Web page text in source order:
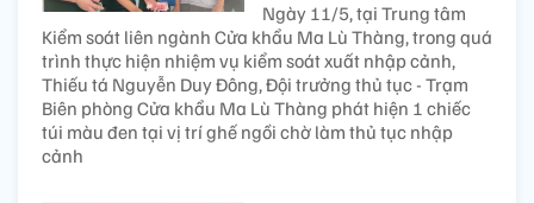
Ngày 11/5, tại Trung tâm
Kiểm soát liên ngành Cửa khẩu Ma Lù Thàng, trong quá
trình thực hiện nhiệm vụ kiểm soát xuất nhập cảnh,
Thiếu tá Nguyễn Duy Đông, Đội trưởng thủ tục - Trạm
Biên phòng Cửa khẩu Ma Lù Thàng phát hiện 1 chiếc
túi màu đen tại vị trí ghế ngồi chờ làm thủ tục nhập
cảnh